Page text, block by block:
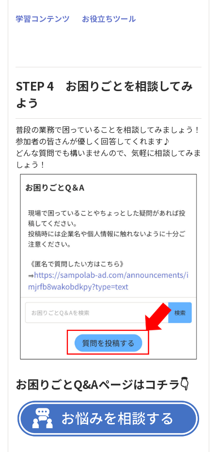
学習コンテンツ お役立ちツール
STEP 4 お困りごとを相談してみ
よう
普段の業務で困っていることを相談してみましょう！
参加者の皆さんが優しく回答してくれます♪
どんな質問でも構いませんので、気軽に相談してみま
しょう！
お困りごとQ&Aページはコチラ👇